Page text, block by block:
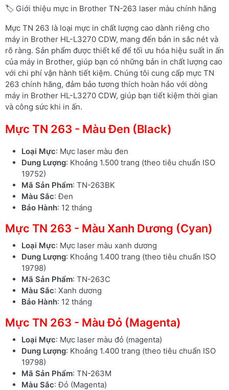
🏷️ Giới thiệu mực in Brother TN-263 laser màu chính hãng
Mực TN 263 là loại mực in chất lượng cao dành riêng cho
máy in Brother HL-L3270 CDW, mang đến bản in sắc nét và
rõ ràng. Sản phẩm được thiết kế để tối ưu hóa hiệu suất in ấn
của máy in Brother, giúp bạn có những bản in chất lượng cao
với chi phí vận hành tiết kiệm. Chúng tôi cung cấp mực TN
263 chính hãng, đảm bảo tương thích hoàn hảo với dòng
máy in Brother HL-L3270 CDW, giúp bạn tiết kiệm thời gian
và công sức khi in ấn.
Mực TN 263 - Màu Đen (Black)
Loại Mực: Mực laser màu đen
Dung Lượng: Khoảng 1.500 trang (theo tiêu chuẩn ISO
19752)
Mã Sản Phẩm: TN-263BK
Màu Sắc: Đen
Bảo Hành: 12 tháng
Mực TN 263 - Màu Xanh Dương (Cyan)
Loại Mực: Mực laser màu xanh dương
Dung Lượng: Khoảng 1.400 trang (theo tiêu chuẩn ISO
19798)
Mã Sản Phẩm: TN-263C
Màu Sắc: Xanh dương
Bảo Hành: 12 tháng
Mực TN 263 - Màu Đỏ (Magenta)
Loại Mực: Mực laser màu đỏ (magenta)
Dung Lượng: Khoảng 1.400 trang (theo tiêu chuẩn ISO
19798)
Mã Sản Phẩm: TN-263M
Màu Sắc: Đỏ (Magenta)